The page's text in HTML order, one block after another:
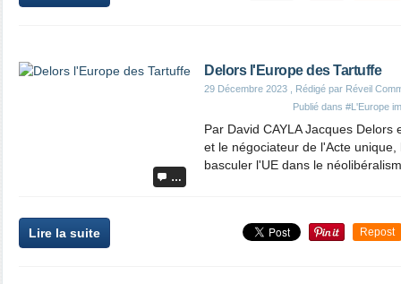
…
Delors l'Europe des Tartuffe
29 Décembre 2023 , Rédigé par Réveil
Publié dans #L'Europe
Par David CAYLA Jacques
et le négociateur de l'Acte
basculer l'UE dans le
Lire la suite Repost